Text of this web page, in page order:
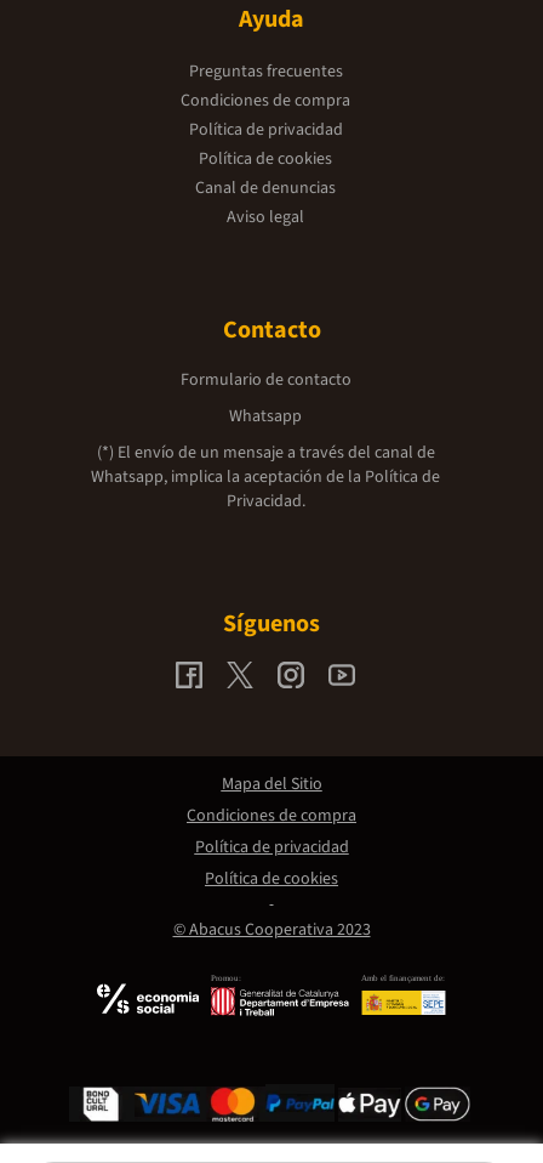
Ayuda
Preguntas frecuentes
Condiciones de compra
Política de privacidad
Política de cookies
Canal de denuncias
Aviso legal
Contacto
Formulario de contacto
Whatsapp
(*) El envío de un mensaje a través del canal de
Whatsapp, implica la aceptación de la Política de
Privacidad.
Síguenos
Promou: Amb el finançament de:
© Abacus Cooperativa 2023
Mapa del Sitio
Condiciones de compra
Política de privacidad
Política de cookies